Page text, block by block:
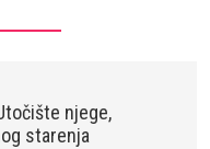
njege,
starenja